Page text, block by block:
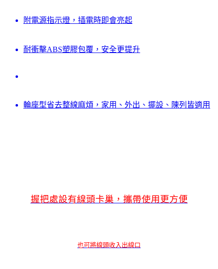
附電源指示燈，插電時即會亮起
耐衝擊ABS塑膠包覆，安全更提升
輪座型省去整線麻煩，家用、外出、擺設、陳列皆適用
握把處設有線頭卡巢，攜帶使用更方便
也可將線頭收入出線口